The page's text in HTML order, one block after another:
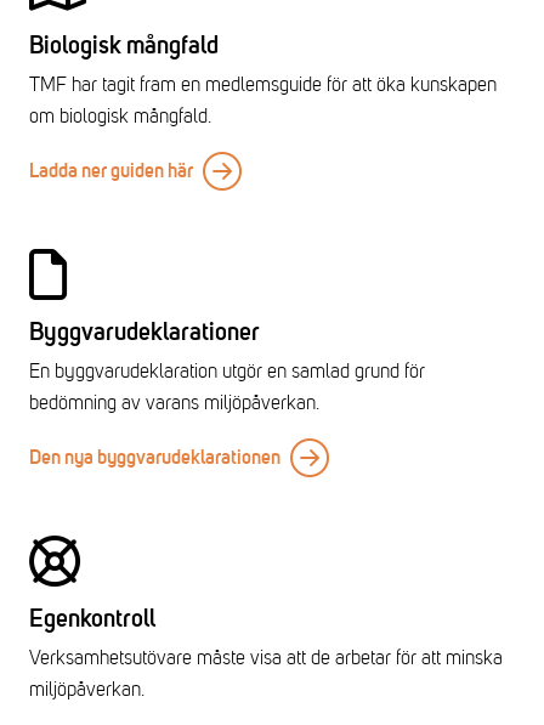
Biologisk mångfald
TMF har tagit fram en medlemsguide för att öka kunskapen
om biologisk mångfald.
Ladda ner guiden här
Byggvarudeklarationer
En byggvarudeklaration utgör en samlad grund för
bedömning av varans miljöpåverkan.
Den nya byggvarudeklarationen
Egenkontroll
Verksamhetsutövare måste visa att de arbetar för att minska
miljöpåverkan.